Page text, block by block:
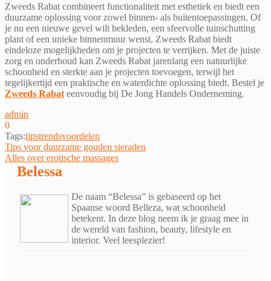
Zweeds Rabat combineert functionaliteit met esthetiek en biedt een
duurzame oplossing voor zowel binnen- als buitentoepassingen. Of
je nu een nieuwe gevel wilt bekleden, een sfeervolle tuinschutting
plant of een unieke binnenmuur wenst, Zweeds Rabat biedt
eindeloze mogelijkheden om je projecten te verrijken. Met de juiste
zorg en onderhoud kan Zweeds Rabat jarenlang een natuurlijke
schoonheid en sterkte aan je projecten toevoegen, terwijl het
tegelijkertijd een praktische en waterdichte oplossing biedt. Bestel je
Zweeds Rabat eenvoudig bij De Jong Handels Onderneming.
admin
0
Tags:tipstrendsvoordelen
Bericht
navigatie
Tips voor duurzame gouden sieraden
Alles over erotische massages
Belessa
De naam “Belessa” is gebaseerd op het
Spaanse woord Belleza, wat schoonheid
betekent. In deze blog neem ik je graag mee in
de wereld van fashion, beauty, lifestyle en
interior. Veel leesplezier!